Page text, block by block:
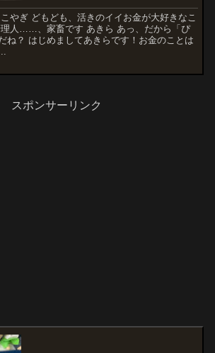
やぎ どもども、活きのイイお金が大好きなこ
人……、家畜です あきら あっ、だから「ぴ
ね？ はじめましてあきらです！お金のことは
スポンサーリンク